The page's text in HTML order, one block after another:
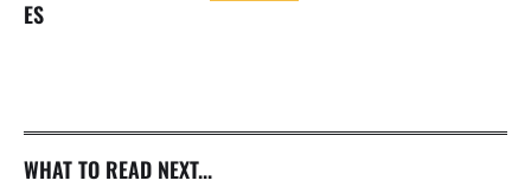
ES
WHAT TO READ NEXT...